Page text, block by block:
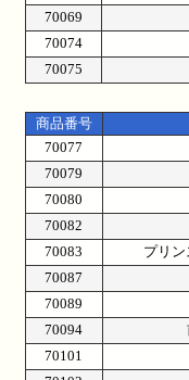
70069
70074
70075
商品番号
70077
70079
70080
70082
70083
プリ
70087
70089
70094
70101